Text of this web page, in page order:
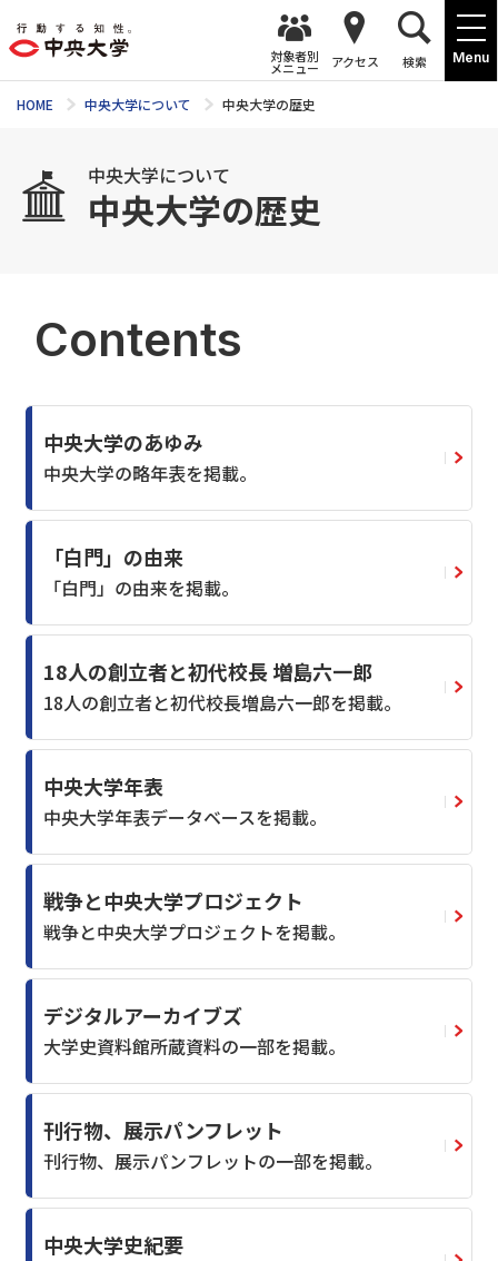
Menu
対象者別
メニュー アクセス 検索
HOME 中央大学について 中央大学の歴史
中央大学について
中央大学の歴史
Contents
中央大学のあゆみ
中央大学の略年表を掲載。
「白門」の由来
「白門」の由来を掲載。
18人の創立者と初代校長 増島六一郎
18人の創立者と初代校長増島六一郎を掲載。
中央大学年表
中央大学年表データベースを掲載。
戦争と中央大学プロジェクト
戦争と中央大学プロジェクトを掲載。
デジタルアーカイブズ
大学史資料館所蔵資料の一部を掲載。
刊行物、展示パンフレット
刊行物、展示パンフレットの一部を掲載。
中央大学史紀要